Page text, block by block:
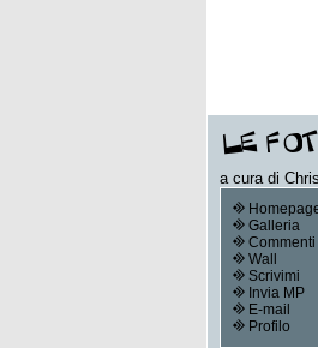
a cura di
Galleria
Commenti
Wall
Scrivimi
Invia MP
E-mail
Profilo